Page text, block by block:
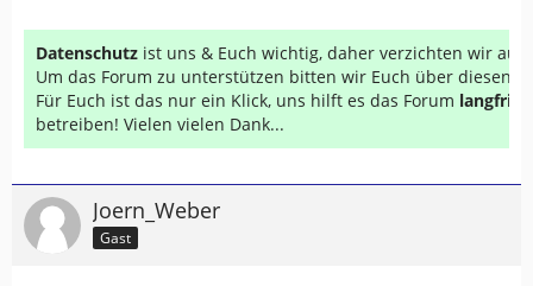
Datenschutz ist uns & Euch wichtig, daher verzichten wir auf
Um das Forum zu unterstützen bitten wir Euch über diesen
Für Euch ist das nur ein Klick, uns hilft es das Forum
betreiben! Vielen vielen Dank...
Joern_Weber
Gast